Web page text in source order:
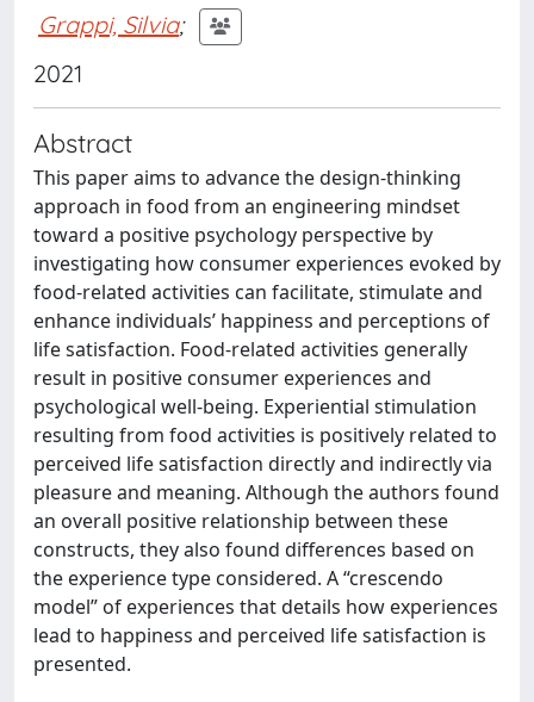
Grappi, Silvia;
2021
Abstract
This paper aims to advance the design-thinking
approach in food from an engineering mindset
toward a positive psychology perspective by
investigating how consumer experiences evoked by
food-related activities can facilitate, stimulate and
enhance individuals’ happiness and perceptions of
life satisfaction. Food-related activities generally
result in positive consumer experiences and
psychological well-being. Experiential stimulation
resulting from food activities is positively related to
perceived life satisfaction directly and indirectly via
pleasure and meaning. Although the authors found
an overall positive relationship between these
constructs, they also found differences based on
the experience type considered. A “crescendo
model” of experiences that details how experiences
lead to happiness and perceived life satisfaction is
presented.